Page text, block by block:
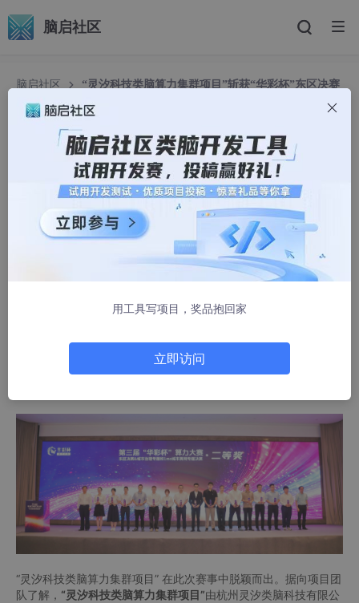
脑启社区
脑启社区
“灵汐科技类脑算力集群项目”斩获“华彩杯”东区决赛
“灵汐科技类脑算力集群项目”斩获“华彩杯”东区决
赛二等奖
脑启社区小助理
443人浏览 · 2025-07-23 09:48:55
2025年7月10-11日，第三届“华彩杯”算力大赛东区决赛专题赛暨
颁奖典礼在杭州举行。“灵汐科技类脑算力集群项目” 凭借突出的性
能表现，成功斩获二等奖。
第三届 “华彩杯” 算力创新应用大赛由中国信息通信研究院联合中
业和信息化部等六部门联合印发的《算力基础设施高质量发展行动
计划》。作为已成功举办两届的品牌赛事，其累计吸引超 1.3 万个
项目参与，辐射近 30 个细分行业，在促进技术交流、推动产业融
“灵汐科技类脑算力集群项目” 在此次赛事中脱颖而出。据向项目团
队了解， “灵汐科技类脑算力集群项目”由杭州灵汐类脑科技有限公
用工具写项目，奖品抱回家
立即访问